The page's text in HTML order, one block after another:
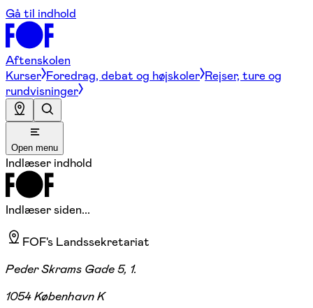
Gå til indhold
Aftenskolen
Kurser Foredrag, debat og højskoler Rejser, ture og
rundvisninger
Open menu
Indlæser indhold
Indlæser siden...
FOF's Landssekretariat
Peder Skrams Gade 5, 1.
1054 København K